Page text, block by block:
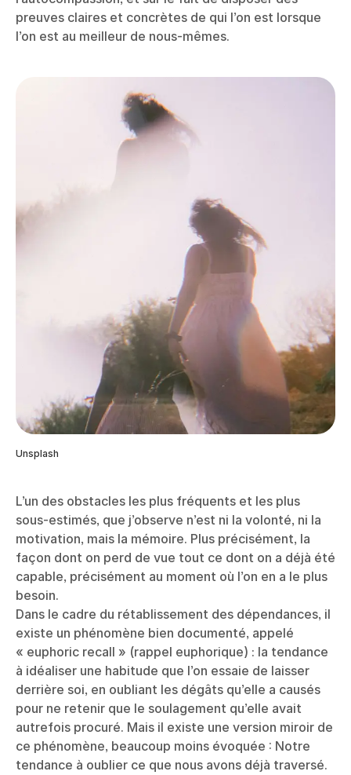
preuves claires et concrètes de qui l’on est lorsque
l’on est au meilleur de nous-mêmes.
Unsplash
L’un des obstacles les plus fréquents et les plus
sous-estimés, que j’observe n’est ni la volonté, ni la
motivation, mais la mémoire. Plus précisément, la
façon dont on perd de vue tout ce dont on a déjà été
capable, précisément au moment où l’on en a le plus
besoin.
Dans le cadre du rétablissement des dépendances, il
existe un phénomène bien documenté, appelé
« euphoric recall » (rappel euphorique) : la tendance
à idéaliser une habitude que l’on essaie de laisser
derrière soi, en oubliant les dégâts qu’elle a causés
pour ne retenir que le soulagement qu’elle avait
autrefois procuré. Mais il existe une version miroir de
ce phénomène, beaucoup moins évoquée : Notre
tendance à oublier ce que nous avons déjà traversé.